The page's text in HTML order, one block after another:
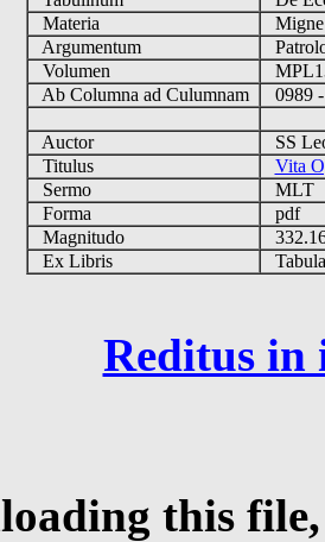
Materia
Argumentum
Volumen
Ab Columna ad Culumnam
0989
Auctor
SS
Titulus
Vita
Sermo
MLT
Forma
pdf
Magnitudo
Ex Libris
Reditus in
this